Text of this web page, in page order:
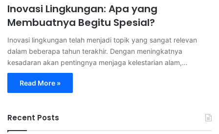
Inovasi Lingkungan: Apa yang
Membuatnya Begitu Spesial?
Inovasi lingkungan telah menjadi topik yang sangat relevan
dalam beberapa tahun terakhir. Dengan meningkatnya
kesadaran akan pentingnya menjaga kelestarian alam,…
Read More »
Recent Posts